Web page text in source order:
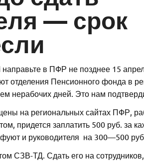
— срок
в ПФР не позднее 15
отделения Пенсионного фонда в
нерабочих дней. Это нам
на региональных сайтах ПФР,
придется заплатить 500 руб. за
и руководителя на 300—500
СЗВ-ТД. Сдать его на